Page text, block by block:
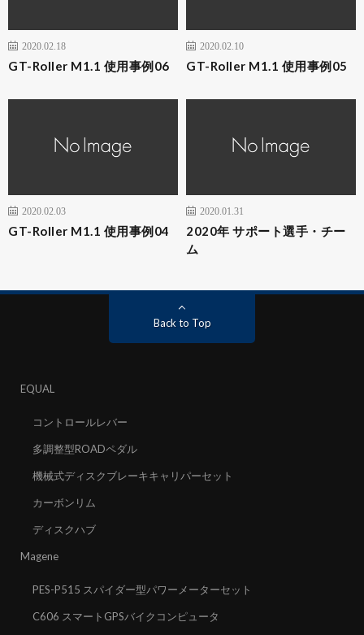
2020.02.18
GT-Roller M1.1 使用事例06
2020.02.10
GT-Roller M1.1 使用事例05
2020.02.03
GT-Roller M1.1 使用事例04
2020.01.31
2020年 サポート選手・チー
ム
Back to Top
EQUAL
コントロールレバー
多調整型ROADペダル
機械式ディスクブレーキキャリパーセット
カーボンリム
ディスクハブ
Magene
PES-P515 スパイダー型パワーメーターセット
C606 スマートGPSバイクコンピュータ